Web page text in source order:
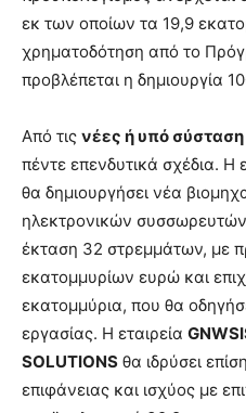
εκ των οποίων τα 19,9
χρηματοδότηση από το
προβλέπεται η δημιουργία
Από τις νέες ή υπό σύσταση
πέντε επενδυτικά σχέδια. Η
θα δημιουργήσει νέα
ηλεκτρονικών
έκταση 32 στρεμμάτων, με
εκατομμυρίων ευρώ και
εκατομμύρια, που θα
εργασίας. Η εταιρεία
SOLUTIONS θα ιδρύσει
επιφάνειας και ισχύος με